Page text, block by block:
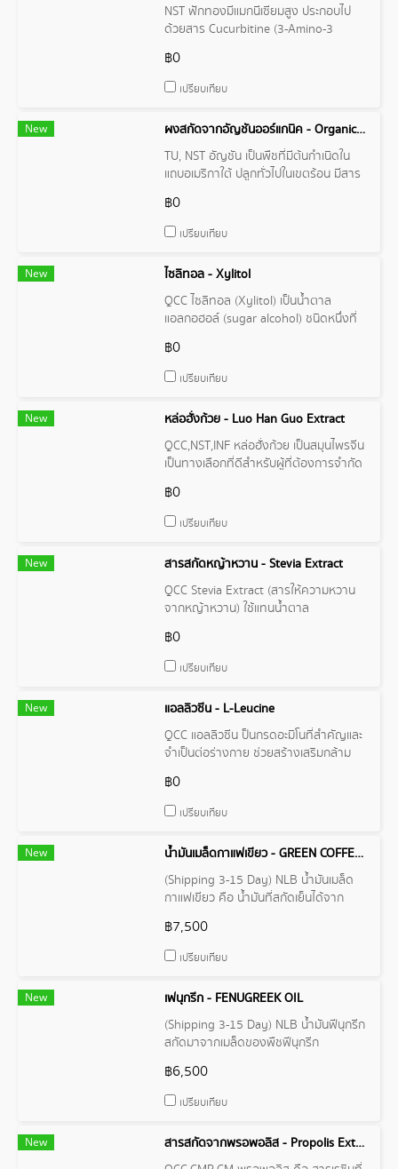
NST ฟักทองมีแมกนีเซียมสูง ประกอบไป
ด้วยสาร Cucurbitine (3-Amino-3
฿0
เปรียบเทียบ
New
ผงสกัดจากอัญชันออร์แกนิค - Organic Butterfly Pea Extract Powder
TU, NST อัญชัน เป็นพืชที่มีต้นกำเนิดใน
แถบอเมริกาใต้ ปลูกทั่วไปในเขตร้อน มีสาร
ซึ่งมีหน้าที่ไปช่วยกระตุ้นการไหลเวียนของ
โลหิต ทำให้เลือดไปเลี้ยงส่วนต่าง ๆ ได้ดี
฿0
เปรียบเทียบ
New
ไซลิทอล - Xylitol
QCC ไซลิทอล (Xylitol) เป็นน้ำตาล
แอลกอฮอล์ (sugar alcohol) ชนิดหนึ่งที่
ชนิด
฿0
เปรียบเทียบ
New
หล่อฮั่งก้วย - Luo Han Guo Extract
QCC,NST,INF หล่อฮั่งก้วย เป็นสมุนไพรจีน
เป็นทางเลือกที่ดีสำหรับผู้ที่ต้องการจำกัด
฿0
เปรียบเทียบ
New
สารสกัดหญ้าหวาน - Stevia Extract
QCC Stevia Extract (สารให้ความหวาน
จากหญ้าหวาน) ใช้แทนน้ำตาล
฿0
เปรียบเทียบ
New
แอลลิวซีน - L-Leucine
QCC แอลลิวซีน ป็นกรดอะมิโนที่สำคัญและ
จำเป็นต่อร่างกาย ช่วยสร้างเสริมกล้าม
฿0
เปรียบเทียบ
New
น้ำมันเมล็ดกาแฟเขียว - GREEN COFFEE BEAN OIL
(Shipping 3-15 Day) NLB น้ำมันเมล็ด
กาแฟเขียว คือ น้ำมันที่สกัดเย็นได้จาก
อ่อนอาจมีกลิ่นหอมอ่อนๆอุดมไปด้วยสาร
ต้านอนุมูลอิสระ
฿7,500
เปรียบเทียบ
New
เฟนุกรีก - FENUGREEK OIL
(Shipping 3-15 Day) NLB น้ำมันฟีนุกรีก
สกัดมาจากเมล็ดของพืชฟีนุกรีก
เป็นฝักแบน ๆ ที่มีเมล็ดสีน้ำตาลอ่อน ๆ ใน
ฝัก เมล็ดของฟีนุกรีกมักจะนำมาใช้ในทาง
฿6,500
เปรียบเทียบ
New
สารสกัดจากพรอพอลิส - Propolis Extract